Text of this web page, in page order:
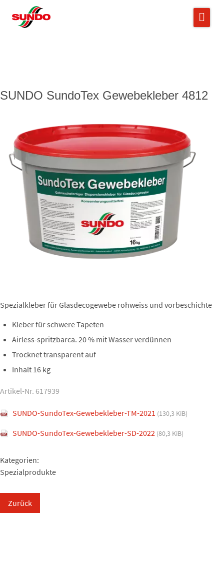
SUNDO SundoTex Gewebekleber 4812
Spezialkleber für Glasdecogewebe rohweiss und vorbeschichte
Kleber für schwere Tapeten
Airless-spritzbarca. 20 % mit Wasser verdünnen
Trocknet transparent auf
Inhalt 16 kg
Artikel-Nr. 617939
SUNDO-SundoTex-Gewebekleber-TM-2021 (130,3 KiB)
SUNDO-SundoTex-Gewebekleber-SD-2022 (80,3 KiB)
Kategorien:
Spezialprodukte
Zurück